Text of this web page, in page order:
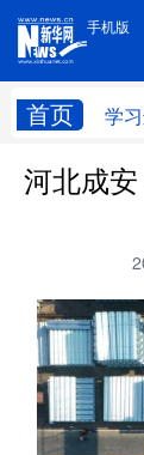
手机版
首页 学
手机版
学习进行时
科技
文化
访谈
河北成